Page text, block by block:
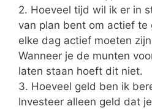
2. Hoeveel tijd wil ik er in
van plan bent om actief te
elke dag actief moeten
Wanneer je de munten
laten staan hoeft dit niet.
3. Hoeveel geld ben ik
Investeer alleen geld dat